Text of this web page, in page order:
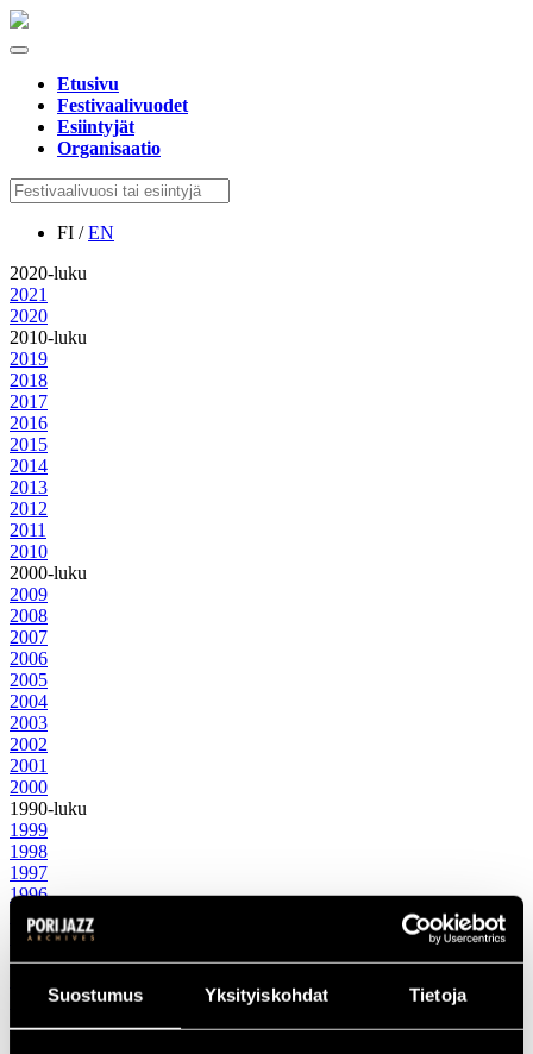
Suostumus Yksityiskohdat Tietoja
Etusivu
Festivaalivuodet
Esiintyjät
Organisaatio
FI /EN
2020-luku
2021
2020
2010-luku
2019
2018
2017
2016
2015
2014
2013
2012
2011
2010
2000-luku
2009
2008
2007
2006
2005
2004
2003
2002
2001
2000
1990-luku
1999
1998
1997
1996
1995
1994
1993
1990